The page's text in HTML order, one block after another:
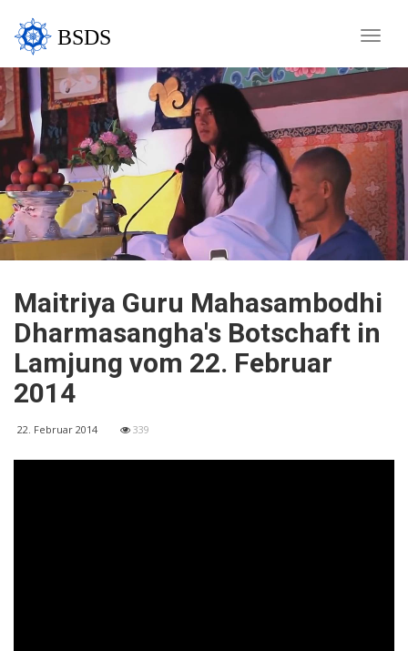
Toggle
BSDS
Maitriya Guru Mahasambodhi
Dharmasangha's Botschaft in
Lamjung vom 22. Februar
2014
22. Februar 2014 339